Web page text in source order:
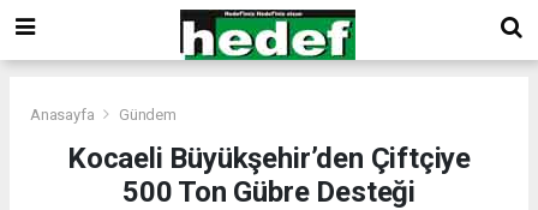
Anasayfa Gündem
Kocaeli Büyükşehir’den Çiftçiye
500 Ton Gübre Desteği